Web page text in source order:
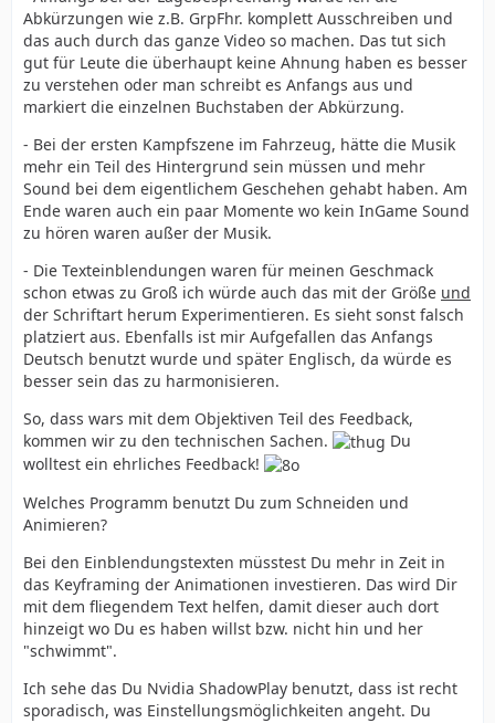
Abkürzungen wie z.B. GrpFhr. komplett Ausschreiben und
das auch durch das ganze Video so machen. Das tut sich
gut für Leute die überhaupt keine Ahnung haben es besser
zu verstehen oder man schreibt es Anfangs aus und
markiert die einzelnen Buchstaben der Abkürzung.
- Bei der ersten Kampfszene im Fahrzeug, hätte die Musik
mehr ein Teil des Hintergrund sein müssen und mehr
Sound bei dem eigentlichem Geschehen gehabt haben. Am
Ende waren auch ein paar Momente wo kein InGame Sound
zu hören waren außer der Musik.
- Die Texteinblendungen waren für meinen Geschmack
schon etwas zu Groß ich würde auch das mit der Größe und
der Schriftart herum Experimentieren. Es sieht sonst falsch
platziert aus. Ebenfalls ist mir Aufgefallen das Anfangs
Deutsch benutzt wurde und später Englisch, da würde es
besser sein das zu harmonisieren.
So, dass wars mit dem Objektiven Teil des Feedback,
kommen wir zu den technischen Sachen.
Du
wolltest ein ehrliches Feedback!
Welches Programm benutzt Du zum Schneiden und
Animieren?
Bei den Einblendungstexten müsstest Du mehr in Zeit in
das Keyframing der Animationen investieren. Das wird Dir
mit dem fliegendem Text helfen, damit dieser auch dort
hinzeigt wo Du es haben willst bzw. nicht hin und her
"schwimmt".
Ich sehe das Du Nvidia ShadowPlay benutzt, dass ist recht
sporadisch, was Einstellungsmöglichkeiten angeht. Du